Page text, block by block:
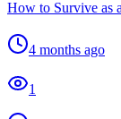
How to Survive as
4 months ago
1